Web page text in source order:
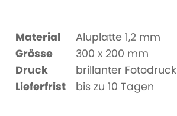
Material
Aluplatte 1,2 mm
Grösse
300 x 200 mm
Druck
brillanter Fotodruck
Lieferfrist
bis zu 10 Tagen